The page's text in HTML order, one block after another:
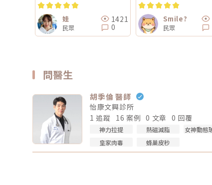
娃
民眾
1421
0
Smile?
民眾
問醫生
胡季倫 醫師
怡康文興診所
1 追蹤 16 案例 0 文章 0 回覆
神力拉提 熱磁減脂
皇家肉毒
蜂巢皮秒